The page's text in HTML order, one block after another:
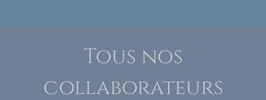
Tous nos
collaborateurs